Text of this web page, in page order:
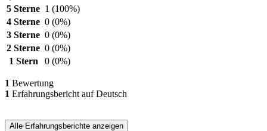
5 Sterne 1 (100%)
4 Sterne 0 (0%)
3 Sterne 0 (0%)
2 Sterne 0 (0%)
1 Stern
0 (0%)
1 Bewertung
1 Erfahrungsbericht auf Deutsch
Alle Erfahrungsberichte anzeigen